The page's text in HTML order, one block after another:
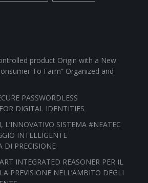
product Origin with a New
To Farm” Organized and
PASSWORDLESS
DIGITAL IDENTITIES
SISTEMA #NEATEC
INTELLIGENTE
DI PRECISIONE
INTEGRATED REASONER PER IL
PREVISIONE NELL’AMBITO DEGLI